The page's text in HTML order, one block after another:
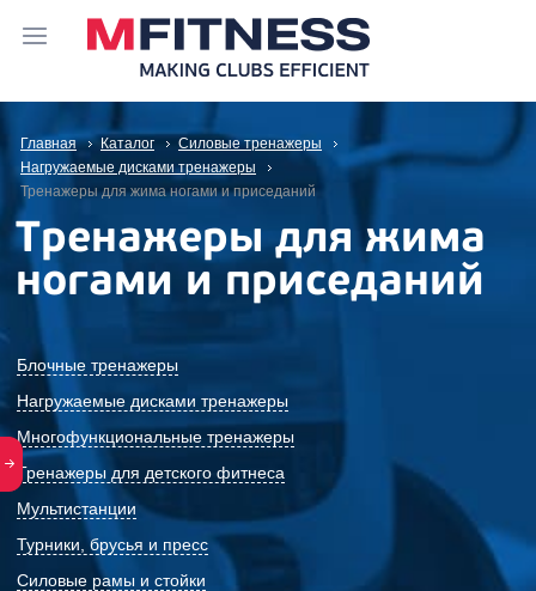
Главная Каталог
Силовые тренажеры
Нагружаемые дисками тренажеры
Тренажеры для жима ногами и приседаний
Тренажеры для жима
ногами и приседаний
Блочные тренажеры
Нагружаемые дисками тренажеры
Многофункциональные тренажеры
Тренажеры для детского фитнеса
Мультистанции
Турники, брусья и пресс
Силовые рамы и стойки